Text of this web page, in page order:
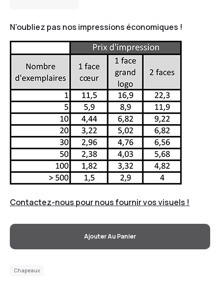
N'oubliez pas nos impressions économiques !
Contactez-nous pour nous fournir vos visuels !
Ajouter Au Panier
Chapeaux